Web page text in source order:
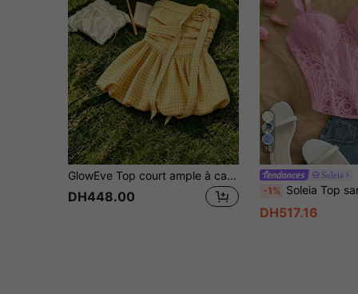
GlowEve Top court ample à carreaux pour femmes en jaune frais
DH448.00
16
Soleia
-1% Soleia Top sans manches pour femmes, décontracté, vacances, invité de mariage sur la plage, remise des diplômes, brunch, Saint-
DH517.16